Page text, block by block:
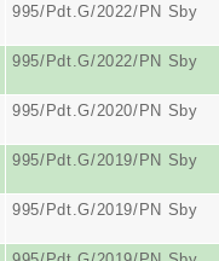
995/Pdt.G/2022/PN Sby
995/Pdt.G/2022/PN Sby
995/Pdt.G/2020/PN Sby
995/Pdt.G/2019/PN Sby
995/Pdt.G/2019/PN Sby